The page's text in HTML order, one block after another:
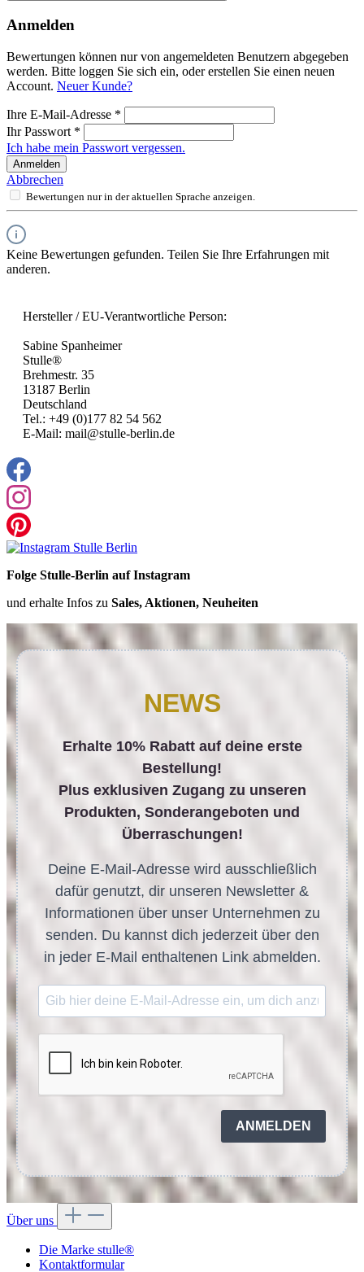
Anmelden
Bewertungen können nur von angemeldeten Benutzern abgegeben
werden. Bitte loggen Sie sich ein, oder erstellen Sie einen neuen
Account. Neuer Kunde?
Ihre E-Mail-Adresse *
Ihr Passwort *
Ich habe mein Passwort vergessen.
Anmelden
Abbrechen
Bewertungen nur in der aktuellen Sprache anzeigen.
Keine Bewertungen gefunden. Teilen Sie Ihre Erfahrungen mit
anderen.
Hersteller / EU-Verantwortliche Person:
Sabine Spanheimer
Stulle®
Brehmestr. 35
13187 Berlin
Deutschland
Tel.: +49 (0)177 82 54 562
E-Mail: mail@stulle-berlin.de
Folge Stulle-Berlin auf Instagram
und erhalte Infos zu Sales, Aktionen, Neuheiten
NEWS
Erhalte 10% Rabatt auf deine erste
Bestellung!
Plus exklusiven Zugang zu unseren
Produkten, Sonderangeboten und
Überraschungen!
Deine E-Mail-Adresse wird ausschließlich
dafür genutzt, dir unseren Newsletter &
Informationen über unser Unternehmen zu
senden. Du kannst dich jederzeit über den
in jeder E-Mail enthaltenen Link abmelden.
ANMELDEN
Über uns
Die Marke stulle®
Kontaktformular